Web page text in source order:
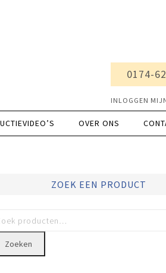
0174-
INLOGGEN
OVER ONS
ZOEK EEN PRODUCT
Zoeken